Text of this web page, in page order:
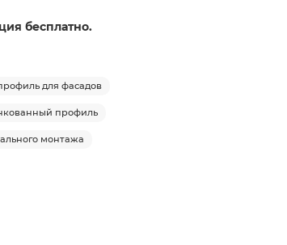
бесплатно.
для фасадов
профиль
монтажа